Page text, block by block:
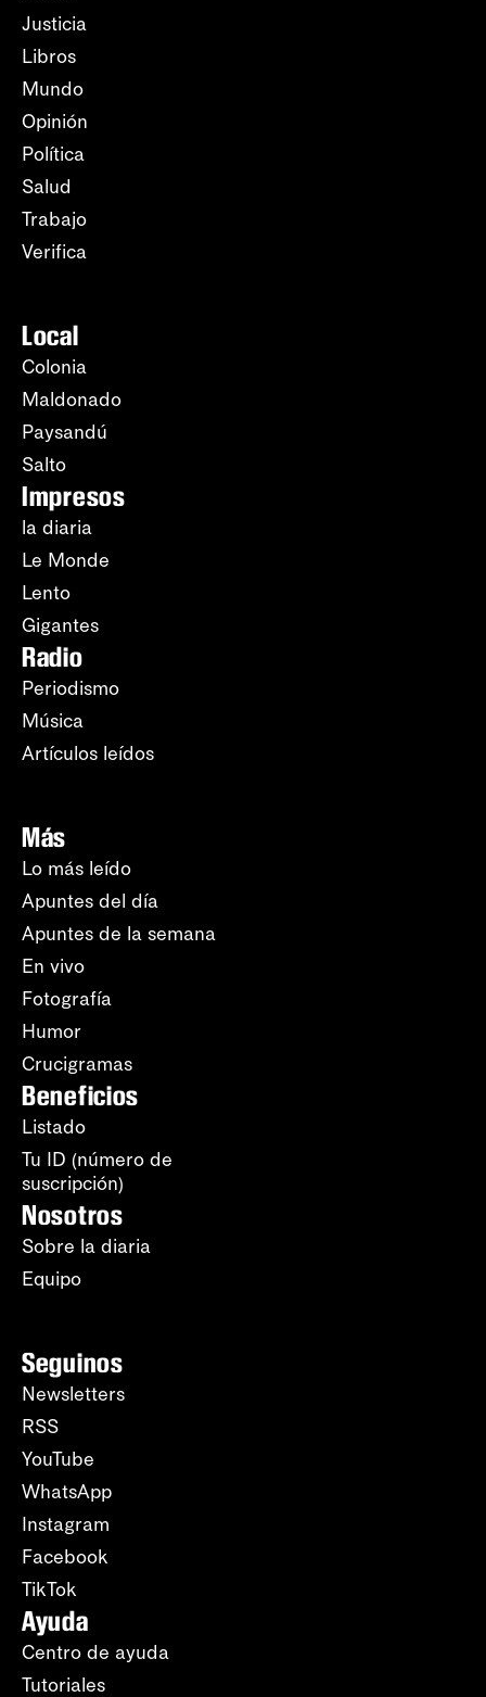
Justicia
Libros
Mundo
Opinión
Política
Salud
Trabajo
Verifica
Local
Colonia
Maldonado
Paysandú
Salto
Impresos
la diaria
Le Monde
Lento
Gigantes
Radio
Periodismo
Música
Artículos leídos
Más
Lo más leído
Apuntes del día
Apuntes de la semana
En vivo
Fotografía
Humor
Crucigramas
Beneficios
Listado
Tu ID (número de
suscripción)
Nosotros
Sobre la diaria
Equipo
Seguinos
Newsletters
RSS
YouTube
WhatsApp
Instagram
Facebook
TikTok
Ayuda
Centro de ayuda
Tutoriales